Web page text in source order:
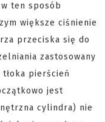
ten sposób
większe ciśnienie
przeciska się do
zastosowany
pierścień
jest
cylindra) nie